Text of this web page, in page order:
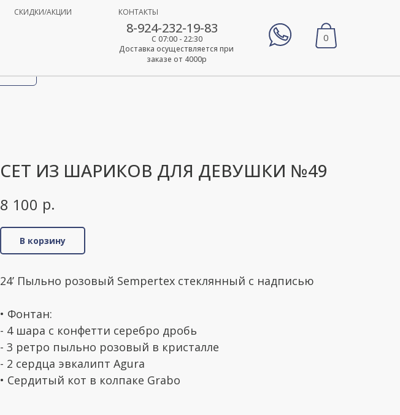
СКИДКИ/АКЦИИ КОНТАКТЫ
8-924-232-19-83
Доставка осуществляется при
заказе от 4000р
С 07:00 - 22:30 0
СЕТ ИЗ ШАРИКОВ ДЛЯ ДЕВУШКИ №49
8 100 р.
В корзину
24’ Пыльно розовый Sempertex стеклянный с надписью
• Фонтан:
- 4 шара с конфетти серебро дробь
- 3 ретро пыльно розовый в кристалле
- 2 сердца эвкалипт Agura
• Сердитый кот в колпаке Grabo